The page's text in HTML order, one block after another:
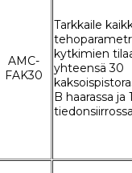
AMC-
FAK30
Tarkkaile
kytkimien
yhteensä 30
B haarassa ja